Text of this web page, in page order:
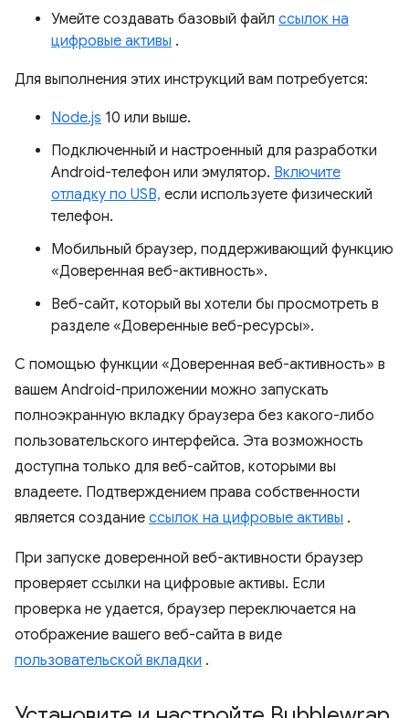
Умейте создавать базовый файл ссылок на
цифровые активы .
Для выполнения этих инструкций вам потребуется:
Node.js 10 или выше.
Подключенный и настроенный для разработки
Android-телефон или эмулятор. Включите
отладку по USB, если используете физический
телефон.
Мобильный браузер, поддерживающий функцию
«Доверенная веб-активность».
Веб-сайт, который вы хотели бы просмотреть в
разделе «Доверенные веб-ресурсы».
С помощью функции «Доверенная веб-активность» в
вашем Android-приложении можно запускать
полноэкранную вкладку браузера без какого-либо
пользовательского интерфейса. Эта возможность
доступна только для веб-сайтов, которыми вы
владеете. Подтверждением права собственности
является создание ссылок на цифровые активы .
При запуске доверенной веб-активности браузер
проверяет ссылки на цифровые активы. Если
проверка не удается, браузер переключается на
отображение вашего веб-сайта в виде
пользовательской вкладки .